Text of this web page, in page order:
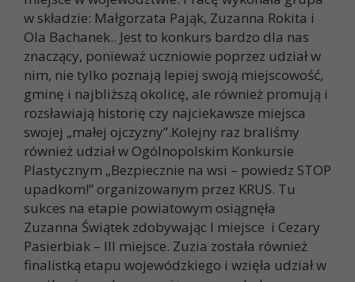
w składzie: Małgorzata Pająk, Zuzanna Rokita i
Ola Bachanek.. Jest to konkurs bardzo dla nas
znaczący, ponieważ uczniowie poprzez udział w
nim, nie tylko poznają lepiej swoją miejscowość,
gminę i najbliższą okolicę, ale również promują i
rozsławiają historię czy najciekawsze miejsca
swojej „małej ojczyzny”.Kolejny raz braliśmy
również udział w Ogólnopolskim Konkursie
Plastycznym „Bezpiecznie na wsi – powiedz STOP
upadkom!” organizowanym przez KRUS. Tu
sukces na etapie powiatowym osiągnęła
Zuzanna Świątek zdobywając I miejsce i Cezary
Pasierbiak – III miejsce. Zuzia została również
finalistką etapu wojewódzkiego i wzięła udział w